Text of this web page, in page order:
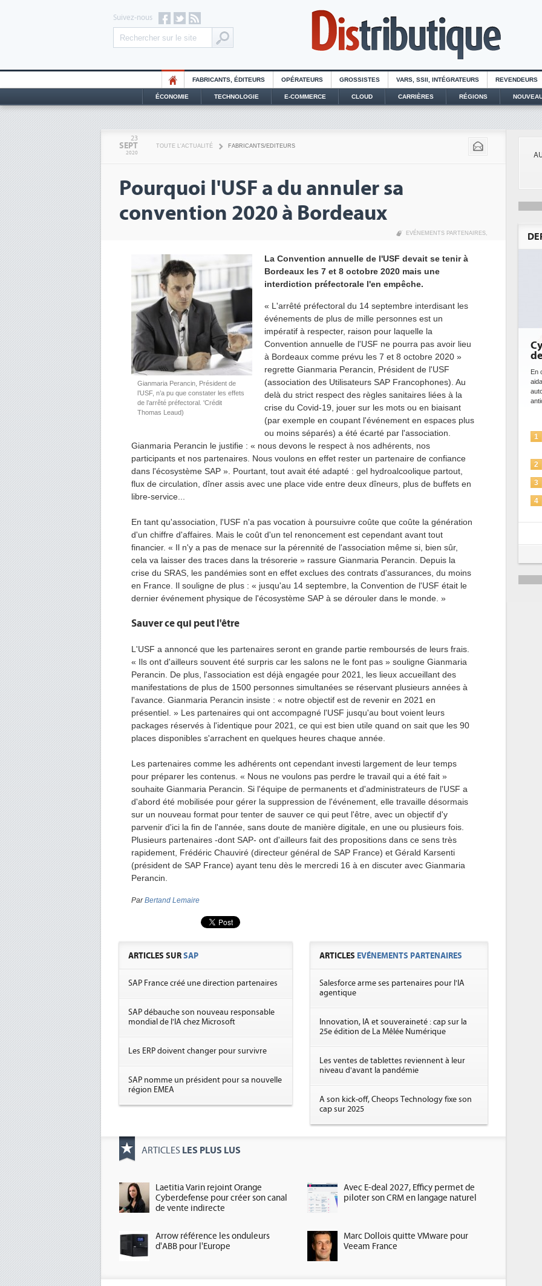
Suivez-nous
FABRICANTS, ÉDITEURS OPÉRATEURS GROSSISTES VARS, SSII, INTÉGRATEURS REVENDEURS
ÉCONOMIE TECHNOLOGIE E-COMMERCE CLOUD CARRIÈRES RÉGIONS
23
SEPT
2020
TOUTE L'ACTUALITÉ FABRICANTS/EDITEURS
Pourquoi l'USF a du annuler sa
convention 2020 à Bordeaux
EVÉNEMENTS PARTENAIRES,
Gianmaria Perancin, Président de
l’USF, n’a pu que constater les effets
de l’arrêté préfectoral. 'Crédit
Thomas Leaud)
La Convention annuelle de l'USF devait se tenir à
Bordeaux les 7 et 8 octobre 2020 mais une
interdiction préfectorale l'en empêche.
« L'arrêté préfectoral du 14 septembre interdisant les
événements de plus de mille personnes est un
impératif à respecter, raison pour laquelle la
Convention annuelle de l'USF ne pourra pas avoir lieu
à Bordeaux comme prévu les 7 et 8 octobre 2020 »
regrette Gianmaria Perancin, Président de l'USF
(association des Utilisateurs SAP Francophones). Au
delà du strict respect des règles sanitaires liées à la
crise du Covid-19, jouer sur les mots ou en biaisant
(par exemple en coupant l'événement en espaces plus
ou moins séparés) a été écarté par l'association.
Gianmaria Perancin le justifie : « nous devons le respect à nos adhérents, nos
participants et nos partenaires. Nous voulons en effet rester un partenaire de confiance
dans l'écosystème SAP ». Pourtant, tout avait été adapté : gel hydroalcoolique partout,
flux de circulation, dîner assis avec une place vide entre deux dîneurs, plus de buffets en
libre-service...
En tant qu'association, l'USF n'a pas vocation à poursuivre coûte que coûte la génération
d'un chiffre d'affaires. Mais le coût d'un tel renoncement est cependant avant tout
financier. « Il n'y a pas de menace sur la pérennité de l'association même si, bien sûr,
cela va laisser des traces dans la trésorerie » rassure Gianmaria Perancin. Depuis la
crise du SRAS, les pandémies sont en effet exclues des contrats d'assurances, du moins
en France. Il souligne de plus : « jusqu'au 14 septembre, la Convention de l'USF était le
dernier événement physique de l'écosystème SAP à se dérouler dans le monde. »
Sauver ce qui peut l'être
L'USF a annoncé que les partenaires seront en grande partie remboursés de leurs frais.
« Ils ont d'ailleurs souvent été surpris car les salons ne le font pas » souligne Gianmaria
Perancin. De plus, l'association est déjà engagée pour 2021, les lieux accueillant des
manifestations de plus de 1500 personnes simultanées se réservant plusieurs années à
l'avance. Gianmaria Perancin insiste : « notre objectif est de revenir en 2021 en
présentiel. » Les partenaires qui ont accompagné l'USF jusqu'au bout voient leurs
packages réservés à l'identique pour 2021, ce qui est bien utile quand on sait que les 90
places disponibles s'arrachent en quelques heures chaque année.
Les partenaires comme les adhérents ont cependant investi largement de leur temps
pour préparer les contenus. « Nous ne voulons pas perdre le travail qui a été fait »
souhaite Gianmaria Perancin. Si l'équipe de permanents et d'administrateurs de l'USF a
d'abord été mobilisée pour gérer la suppression de l'événement, elle travaille désormais
sur un nouveau format pour tenter de sauver ce qui peut l'être, avec un objectif d'y
parvenir d'ici la fin de l'année, sans doute de manière digitale, en une ou plusieurs fois.
Plusieurs partenaires -dont SAP- ont d'ailleurs fait des propositions dans ce sens très
rapidement, Frédéric Chauviré (directeur général de SAP France) et Gérald Karsenti
(président de SAP France) ayant tenu dès le mercredi 16 à en discuter avec Gianmaria
Perancin.
ParBertand Lemaire
ARTICLES SURSAP
SAP France créé une direction partenaires
SAP débauche son nouveau responsable
mondial de l'IA chez Microsoft
Les ERP doivent changer pour survivre
SAP nomme un président pour sa nouvelle
région EMEA
ARTICLES EVÉNEMENTS PARTENAIRES
Salesforce arme ses partenaires pour l'IA
agentique
Innovation, IA et souveraineté : cap sur la
25e édition de La Mêlée Numérique
Les ventes de tablettes reviennent à leur
niveau d'avant la pandémie
A son kick-off, Cheops Technology fixe son
cap sur 2025
ARTICLES LES PLUS LUS
Laetitia Varin rejoint Orange
Cyberdefense pour créer son canal
de vente indirecte
Avec E-deal 2027, Efficy permet de
piloter son CRM en langage naturel
Arrow référence les onduleurs
d'ABB pour l'Europe
Marc Dollois quitte VMware pour
Veeam France
Cybersécurité, le double visage
de l'IA
En cybersécurité, l'IA joue un double rôle : le gentil en
aidant à détecter et à prévenir les menaces, à
automatiser les processus de sécurité, à simuler et
anticiper les...
1
L'IA, déjà bien présente dans les
solutions de sécurité et...
La sécurité des IA en question
3 Sécuriser les IA par l'IA
Une IA de confiance pour une IA
plus sûre ?